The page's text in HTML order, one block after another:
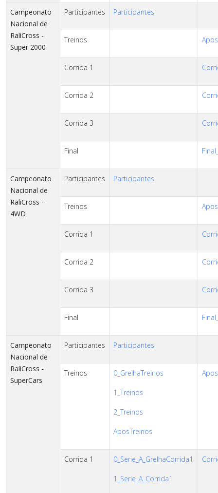
Campeonato
Nacional de
RaliCross -
Super 2000
Participantes Participantes
Treinos
Corrida 1
Corrida 2
Corrida 3
Final
Campeonato
Nacional de
RaliCross -
4WD
Participantes Participantes
Treinos
Corrida 1
Corrida 2
Corrida 3
Final
Campeonato
Nacional de
RaliCross -
SuperCars
Participantes Participantes
Treinos 0_GrelhaTreinos
1_Treinos
2_Treinos
AposTreinos
Corrida 1 0_Serie_A_GrelhaCorrida1
1_Serie_A_Corrida1